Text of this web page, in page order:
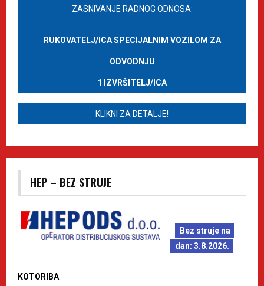
ZASNIVANJE RADNOG ODNOSA:
RUKOVATELJ/ICA SPECIJALNIM VOZILOM ZA
ODVODNJU
1 IZVRŠITELJ/ICA
KLIKNI ZA DETALJE!
HEP – BEZ STRUJE
Bez struje na
dan: 3.8.2026.
KOTORIBA